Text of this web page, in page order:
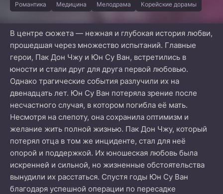
Романтика
Медицина Мелодрама Корейские дорамы
В центре сюжета — нежная и глубокая история любви,
прошедшая через множество испытаний. Главные
герои, Пак Дон Чжу и Юн Су Ван, встретились в
юности и стали друг для друга первой любовью.
Однако трагические события разлучили их на
двенадцать лет. Юн Су Ван потеряла зрение после
несчастного случая, в котором погибла её мать.
Несмотря на слепоту, она сохранила оптимизм и
желание жить полной жизнью. Пак Дон Чжу, который
потерял отца в том же инциденте, стал для неё
опорой и поддержкой. Их юношеская любовь была
искренней и сильной, но жизненные обстоятельства
вынудили их расстаться. Спустя годы Юн Су Ван
благодаря успешной операции по пересадке